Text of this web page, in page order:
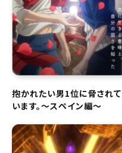
抱かれたい男1位に脅されて
います。～スペイン編～